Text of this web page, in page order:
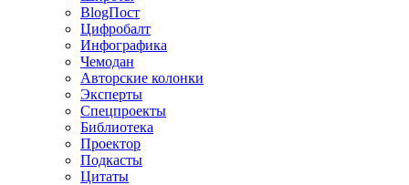
BlogПост
Цифробалт
Инфографика
Чемодан
Авторские колонки
Эксперты
Спецпроекты
Библиотека
Проектор
Подкасты
Цитаты